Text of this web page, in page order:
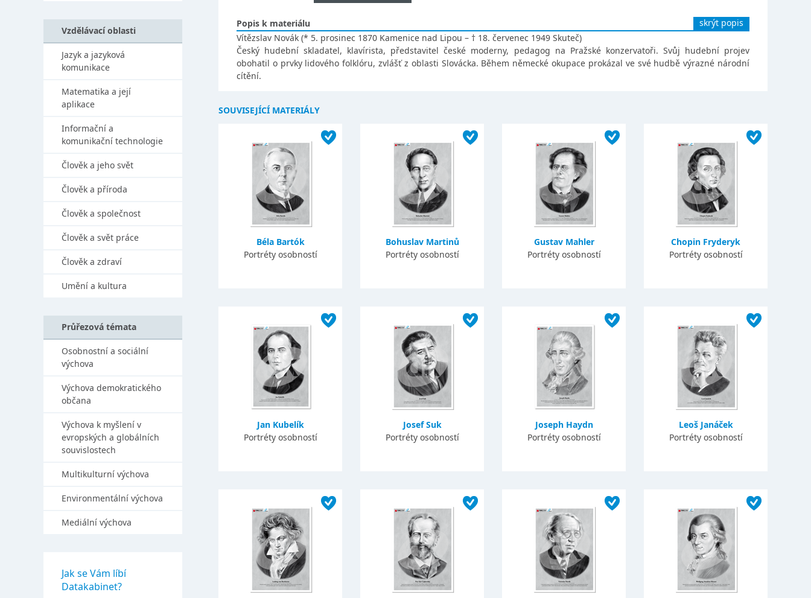
Popis k materiálu
skrýt popis
Vítězslav Novák (* 5. prosinec 1870 Kamenice nad Lipou – † 18. červenec 1949 Skuteč)
Český hudební skladatel, klavírista, představitel české moderny, pedagog na Pražské konzervatoři. Svůj hudební projev
obohatil o prvky lidového folklóru, zvlášť z oblasti Slovácka. Během německé okupace prokázal ve své hudbě výrazné národní
cítění.
SOUVISEJÍCÍ MATERIÁLY
Béla Bartók
Portréty osobností
Bohuslav Martinů
Portréty osobností
Gustav Mahler
Portréty osobností
Chopin Fryderyk
Portréty osobností
Jan Kubelík
Portréty osobností
Josef Suk
Portréty osobností
Joseph Haydn
Portréty osobností
Leoš Janáček
Portréty osobností
Vzdělávací oblasti
Jazyk a jazyková
komunikace
Matematika a její
aplikace
Informační a
komunikační technologie
Člověk a jeho svět
Člověk a příroda
Člověk a společnost
Člověk a svět práce
Člověk a zdraví
Umění a kultura
Průřezová témata
Osobnostní a sociální
výchova
Výchova demokratického
občana
Výchova k myšlení v
evropských a globálních
souvislostech
Multikulturní výchova
Environmentální výchova
Mediální výchova
Jak se Vám líbí
Datakabinet?